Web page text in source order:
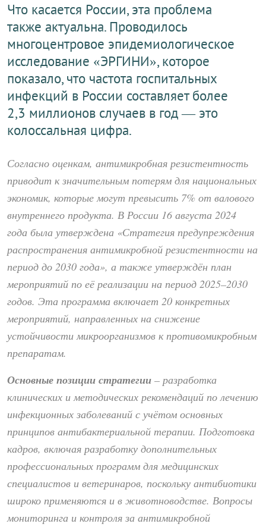
Что касается России, эта проблема
также актуальна. Проводилось
многоцентровое эпидемиологическое
исследование «ЭРГИНИ», которое
показало, что частота госпитальных
инфекций в России составляет более
2,3 миллионов случаев в год — это
колоссальная цифра.
Согласно оценкам, антимикробная резистентность
приводит к значительным потерям для национальных
экономик, которые могут превысить 7% от валового
внутреннего продукта. В России 16 августа 2024
года была утверждена «Стратегия предупреждения
распространения антимикробной резистентности на
период до 2030 года», а также утверждён план
мероприятий по её реализации на период 2025–2030
годов. Эта программа включает 20 конкретных
мероприятий, направленных на снижение
устойчивости микроорганизмов к противомикробным
препаратам.
Основные позиции стратегии – разработка
клинических и методических рекомендаций по лечению
инфекционных заболеваний с учётом основных
принципов антибактериальной терапии. Подготовка
кадров, включая разработку дополнительных
профессиональных программ для медицинских
специалистов и ветеринаров, поскольку антибиотики
широко применяются и в животноводстве. Вопросы
мониторинга и контроля за антимикробной